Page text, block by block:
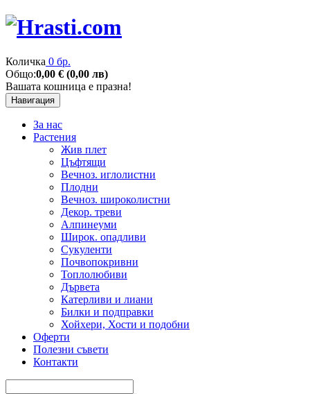
Количка 0 бр.
Общо:0,00 € (0,00 лв)
Вашата кошница е празна!
Навигация
За нас
Растения
Жив плет
Цъфтящи
Вечноз. иглолистни
Плодни
Вечноз. широколистни
Декор. треви
Алпинеуми
Широк. опадливи
Сукуленти
Почвопокривни
Топлолюбиви
Дървета
Катерливи и лиани
Билки и подправки
Хойхери, Хости и подобни
Оферти
Полезни съвети
Контакти